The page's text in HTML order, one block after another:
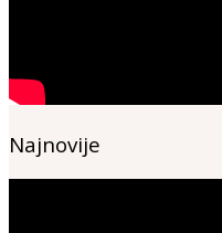
Najnovije